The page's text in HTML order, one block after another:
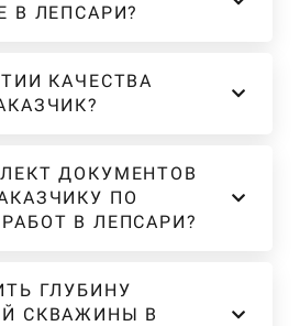
В ЛЕПСАРИ?
КАЧЕСТВА
ДОКУМЕНТОВ
ПО
В ЛЕПСАРИ?
ГЛУБИНУ
СКВАЖИНЫ В